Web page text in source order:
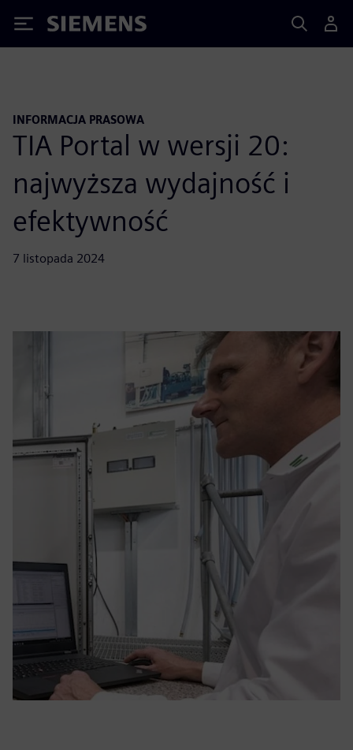
Siemens
INFORMACJA PRASOWA
TIA Portal w wersji 20:
najwyższa wydajność i
efektywność
7 listopada 2024